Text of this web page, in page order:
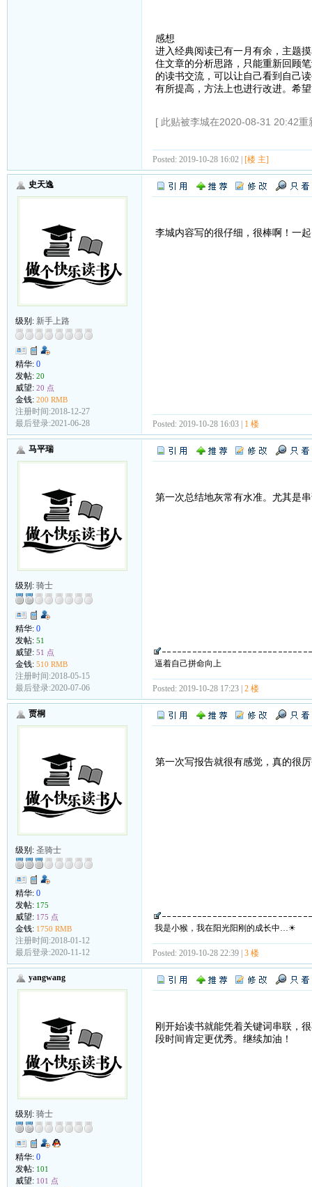
感想
进入经典阅读已有一月有余，主题
住文章的分析思路，只能重新回顾
的读书交流，可以让自己看到自己
有所提高，方法上也进行改进。希
[ 此贴被李城在2020-08-31 20:42重
Posted: 2019-10-28 16:02 | [楼 主]
史天逸
级别: 新手上路
精华: 0
发帖: 20
威望: 20 点
金钱: 200 RMB
注册时间:2018-12-27
最后登录:2021-06-28
李城内容写的很仔细，很棒啊！一
Posted: 2019-10-28 16:03 | 1 楼
马平瑞
级别: 骑士
精华: 0
发帖: 51
威望: 51 点
金钱: 510 RMB
注册时间:2018-05-15
最后登录:2020-07-06
第一次总结地灰常有水准。尤其是
逼着自己拼命向上
Posted: 2019-10-28 17:23 | 2 楼
贾桐
级别: 圣骑士
精华: 0
发帖: 175
威望: 175 点
金钱: 1750 RMB
注册时间:2018-01-12
最后登录:2020-11-12
第一次写报告就很有感觉，真的很
我是小猴，我在阳光阳刚的成长中…☀
Posted: 2019-10-28 22:39 | 3 楼
yangwang
级别: 骑士
精华: 0
发帖: 101
威望: 101 点
刚开始读书就能凭着关键词串联，
段时间肯定更优秀。继续加油！